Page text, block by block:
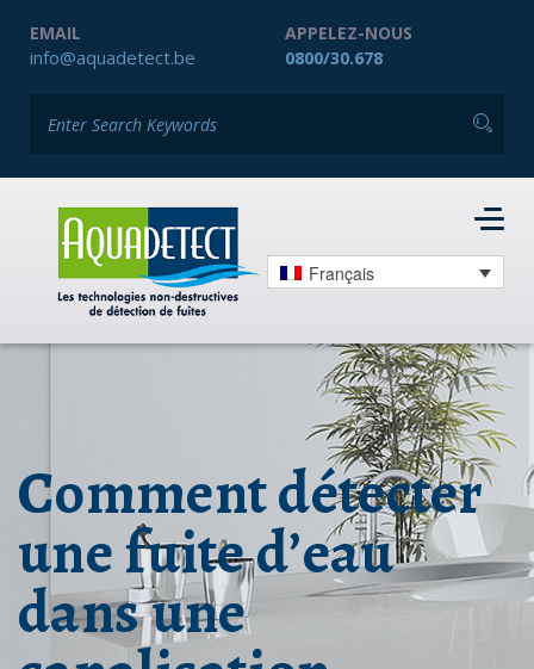
EMAIL
info@aquadetect.be
APPELEZ-NOUS
0800/30.678
Français
Comment détecter
une fuite d’eau
dans une